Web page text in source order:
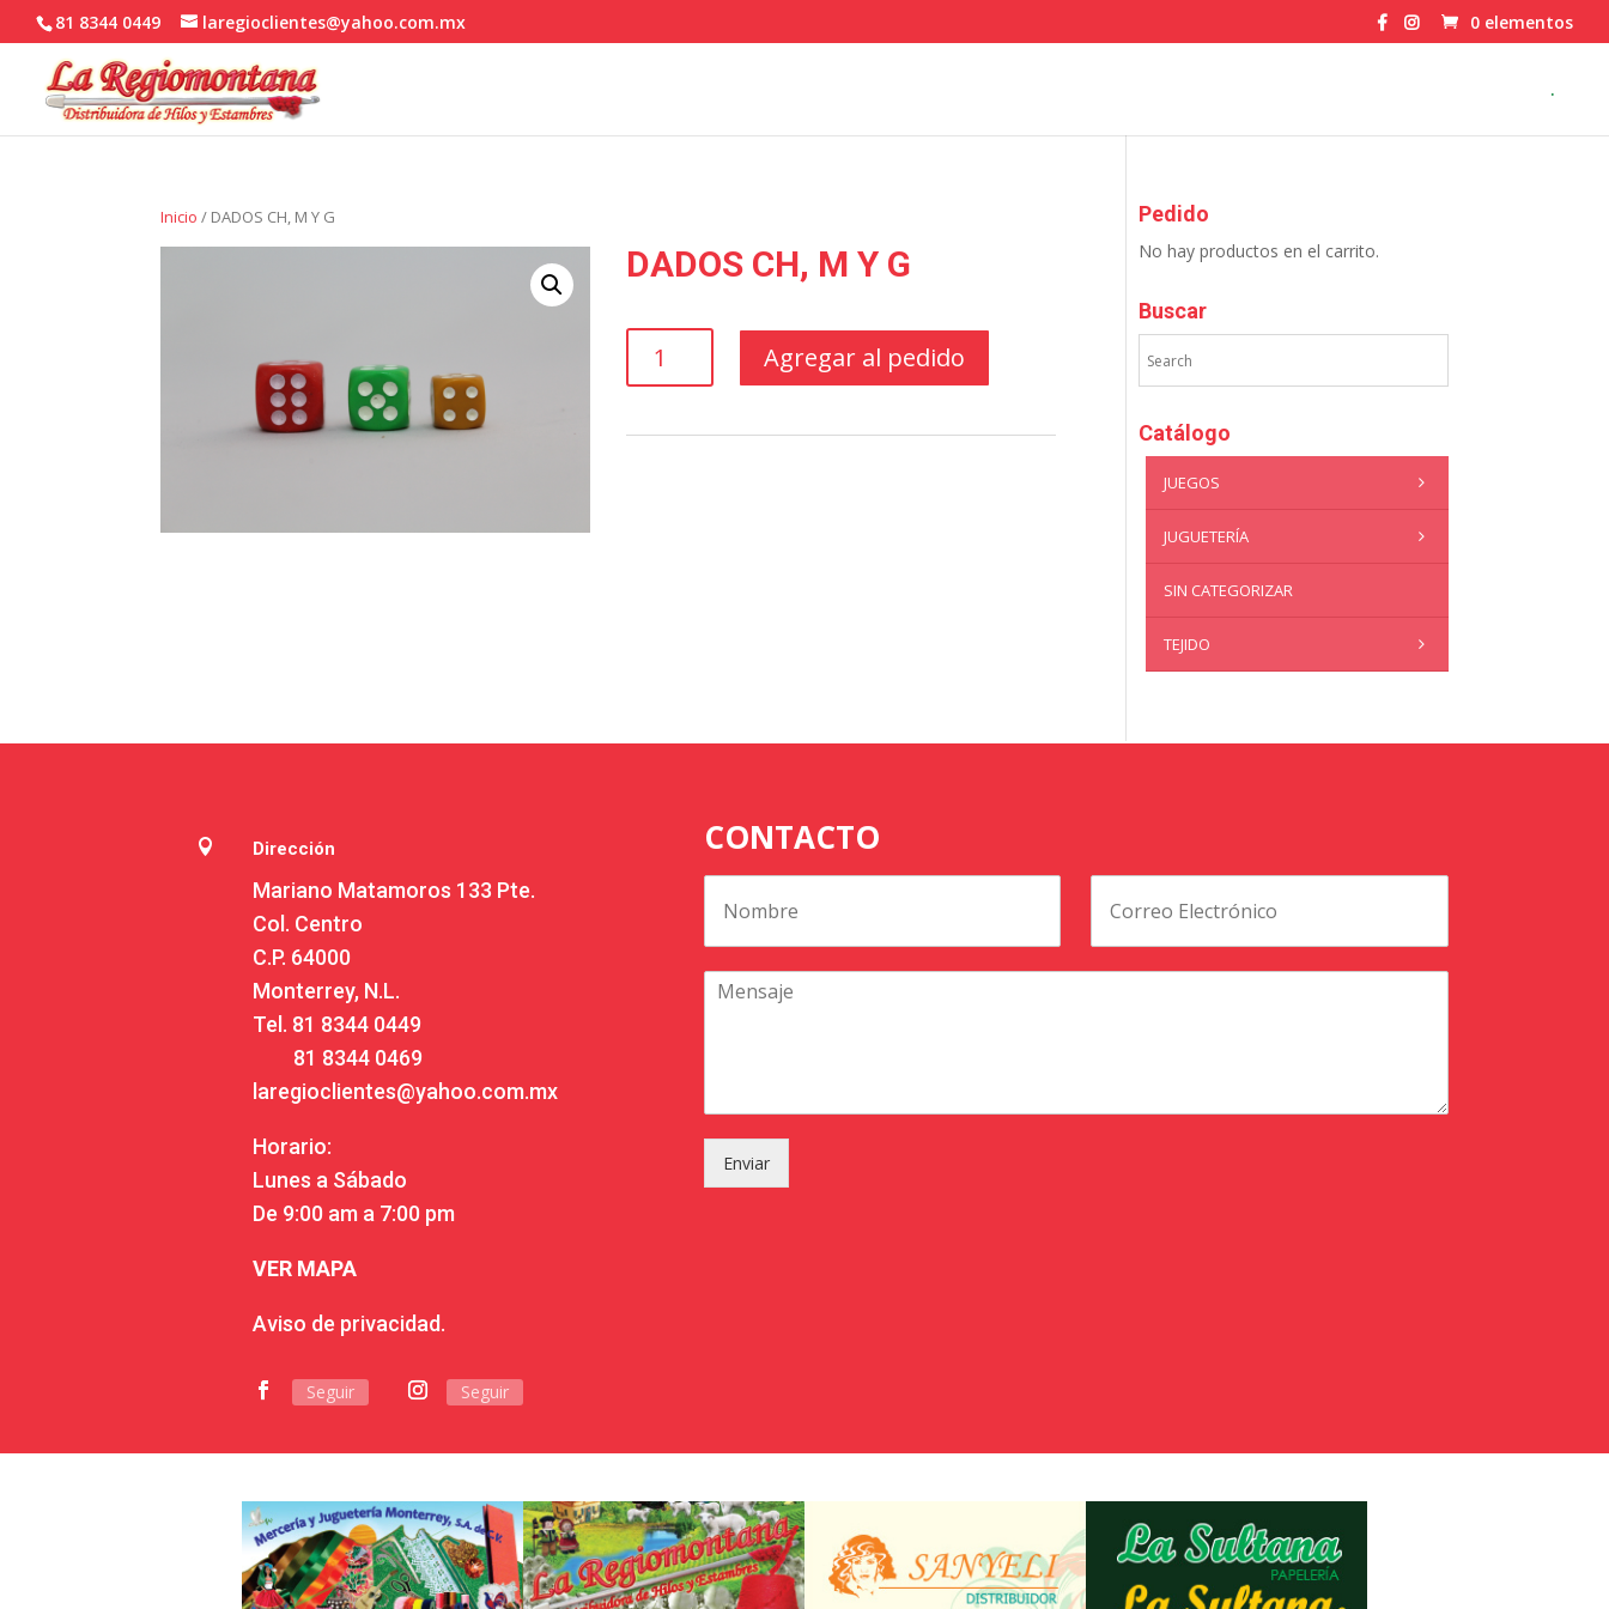
81 8344 0449 laregioclientes@yahoo.com.mx 0 elementos
.
Inicio / DADOS CH, M Y G
DADOS CH, M Y G
Agregar al pedido
Pedido
No hay productos en el carrito.
Buscar
Catálogo
JUEGOS
JUGUETERÍA
SIN CATEGORIZAR
TEJIDO
 Dirección
Mariano Matamoros 133 Pte.
Col. Centro
C.P. 64000
Monterrey, N.L.
Tel. 81 8344 0449
81 8344 0469
laregioclientes@yahoo.com.mx
Horario:
Lunes a Sábado
De 9:00 am a 7:00 pm
VER MAPA
Aviso de privacidad.
Seguir Seguir
CONTACTO
Enviar